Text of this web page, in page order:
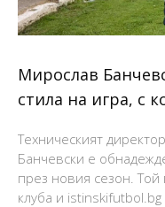
Мирослав
стила на игра, с
Техническият
Банчевски е
през новия сезон.
клуба и istinskifutbol.bg